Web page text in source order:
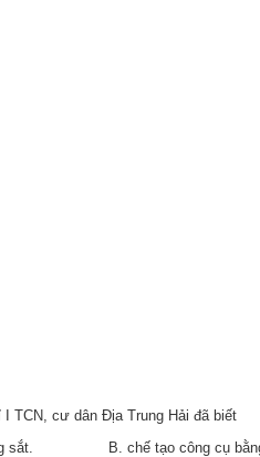
TCN, cư dân Địa Trung Hải đã biết
sắt. B. chế tạo công cụ bằng